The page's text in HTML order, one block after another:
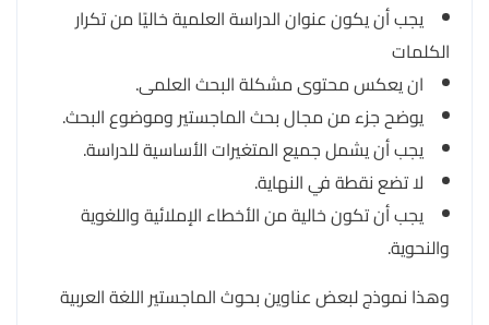
يجب أن يكون عنوان الدراسة العلمية خاليًا من تكرار
الكلمات
ان يعكس محتوى مشكلة البحث العلمى.
يوضح جزء من مجال بحث الماجستير وموضوع البحث.
يجب أن يشمل جميع المتغيرات الأساسية للدراسة.
لا تضع نقطة في النهاية.
يجب أن تكون خالية من الأخطاء الإملائية واللغوية
والنحوية.
وهذا نموذج لبعض عناوين بحوث الماجستير اللغة العربية